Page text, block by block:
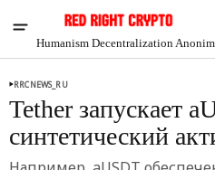
Humanism Decentralization
RRCNEWS_RU
Tether запускает
синтетический